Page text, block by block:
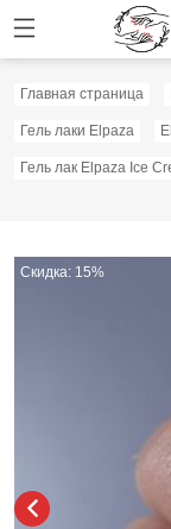
Главная страница
Гель лаки Elpaza
Гель лак Elpaza Ice
Скидка: 15%